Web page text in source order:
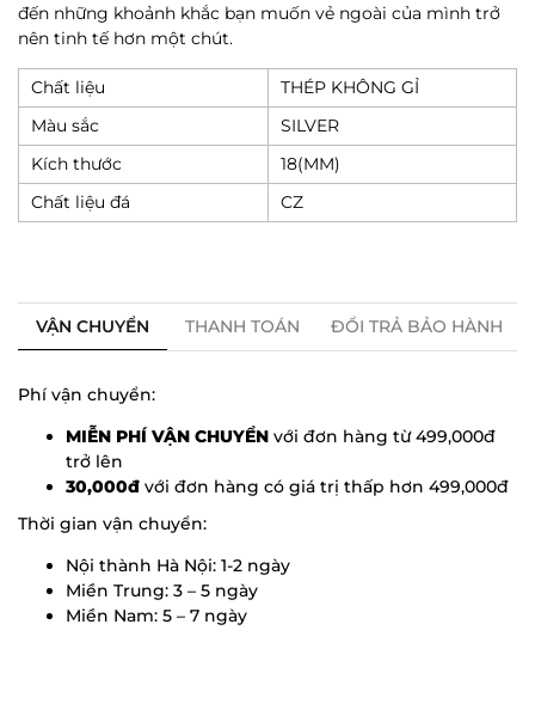
đến những khoảnh khắc bạn muốn vẻ ngoài của mình trở
nên tinh tế hơn một chút.
Chất liệu
THÉP KHÔNG GỈ
Màu sắc
SILVER
Kích thước
18(MM)
Chất liệu đá
CZ
VẬN CHUYỂN THANH TOÁN ĐỔI TRẢ BẢO HÀNH
Phí vận chuyển:
MIỄN PHÍ VẬN CHUYỂN với đơn hàng từ 499,000đ
trở lên
30,000đ với đơn hàng có giá trị thấp hơn 499,000đ
Thời gian vận chuyển:
Nội thành Hà Nội: 1-2 ngày
Miền Trung: 3 – 5 ngày
Miền Nam: 5 – 7 ngày